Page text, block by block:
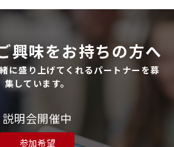
興味をお持ちの方へ
に盛り上げてくれるパートナーを募
集しています。
説明会開催中
参加希望